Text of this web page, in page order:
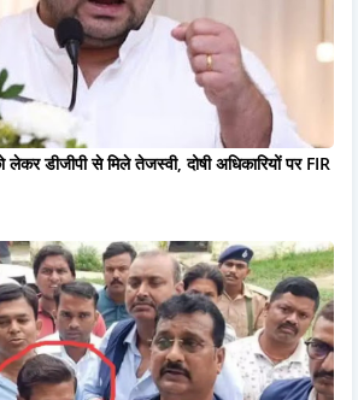
लेकर डीजीपी से मिले तेजस्वी, दोषी अधिकारियों पर FIR